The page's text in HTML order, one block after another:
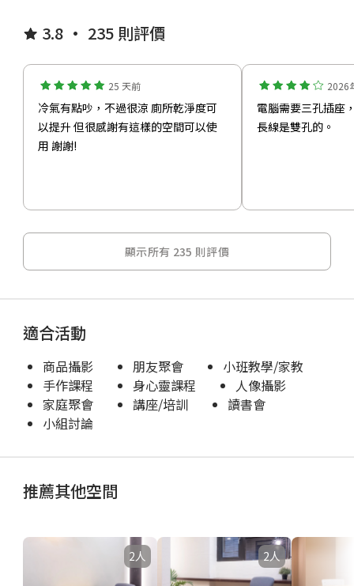
3.8 • 235 則評價
25 天前
冷氣有點吵，不過很涼 廁所乾淨度可
以提升 但很感謝有這樣的空間可以使
用 謝謝!
2026
電腦需要三孔插座
長線是雙孔的。
顯示所有 235 則評價
適合活動
商品攝影 朋友聚會
小班教學/家教
手作課程
身心靈課程
人像攝影
家庭聚會
講座/培訓
讀書會
小組討論
推薦其他空間
2人 2人